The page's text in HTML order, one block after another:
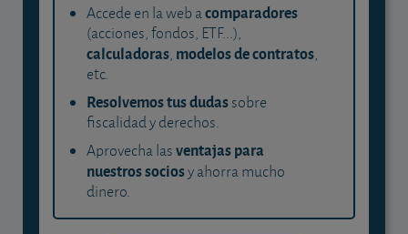
Accede en la web acomparadores
(acciones, fondos, ETF...),
calculadoras, modelos de contratos,
etc.
Resolvemos tus dudassobre
fiscalidad y derechos.
Aprovecha lasventajas para
nuestros sociosy ahorra mucho
dinero.